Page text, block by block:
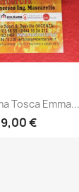
Tosca Emma...
€